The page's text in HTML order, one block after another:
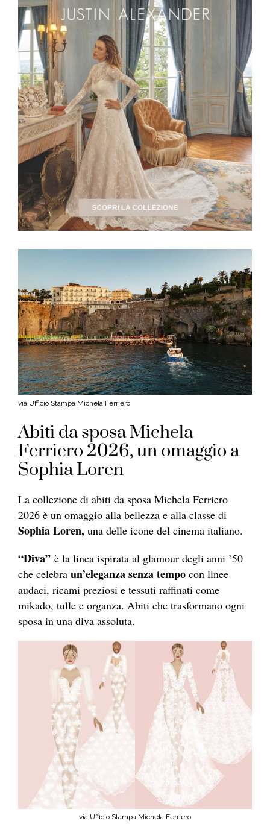
via Ufficio Stampa Michela Ferriero
Abiti da sposa Michela
Ferriero 2026, un omaggio a
Sophia Loren
La collezione di abiti da sposa Michela Ferriero
2026 è un omaggio alla bellezza e alla classe di
Sophia Loren, una delle icone del cinema italiano.
“Diva” è la linea ispirata al glamour degli anni ’50
che celebra un’eleganza senza tempo con linee
audaci, ricami preziosi e tessuti raffinati come
mikado, tulle e organza. Abiti che trasformano ogni
sposa in una diva assoluta.
via Ufficio Stampa Michela Ferriero